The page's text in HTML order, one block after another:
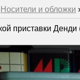
Носители и обложки
приставки